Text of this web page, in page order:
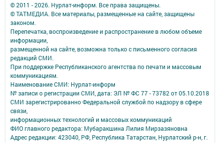
© 2011 - 2026. Нурлат-⁠информ. Все права защищены.
© ТАТМЕДИА. Все материалы, размещенные на сайте, защищены
законом.
Перепечатка, воспроизведение и распространение в любом объеме
информации,
размещенной на сайте, возможна только с письменного согласия
редакций СМИ.
При поддержке Республиканского агентства по печати и массовым
коммуникациям.
Наименование СМИ: Нурлат-⁠информ
№ записи о регистрации СМИ, дата: ЭЛ № ФС 77 -⁠ 73782 от 05.10.2018
СМИ зарегистрированно Федеральной службой по надзору в сфере
связи,
информационных технологий и массовых коммуникаций
ФИО главного редактора: Мубаракшина Лилия Мирзазяновна
Адрес редакции: 423040, РФ, Республика Татарстан, Нурлатский р-н, г.